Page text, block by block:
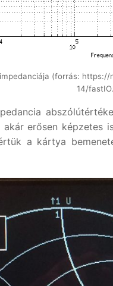
(forrás:
14/
erősen
a kártya